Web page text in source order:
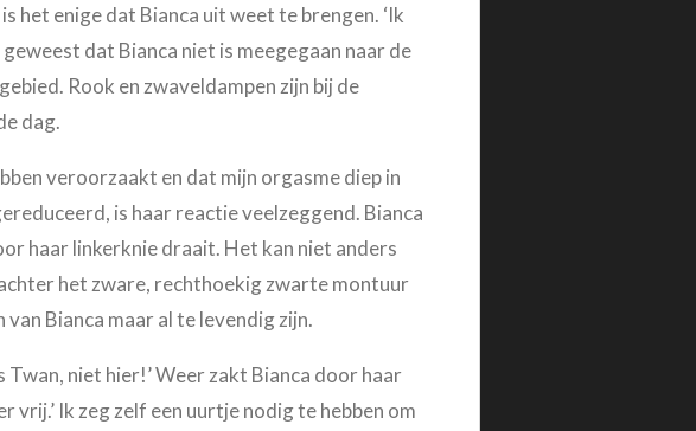
het enige dat Bianca uit weet te brengen. ‘Ik
dat Bianca niet is meegegaan naar de
Rook en zwaveldampen zijn bij de
dag.
veroorzaakt en dat mijn orgasme diep in
is haar reactie veelzeggend. Bianca
haar linkerknie draait. Het kan niet anders
het zware, rechthoekig zwarte montuur
Bianca maar al te levendig zijn.
Twan, niet hier!’ Weer zakt Bianca door haar
vrij.’ Ik zeg zelf een uurtje nodig te hebben om